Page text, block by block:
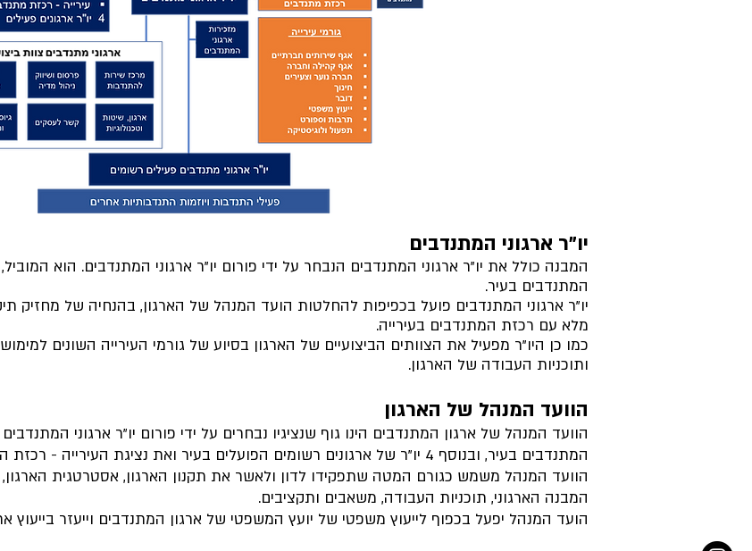
יו"ר ארגוני המתנדבים
המבנה כולל את יו"ר ארגוני המתנדבים הנבחר על ידי פורום יו"ר ארגוני המתנדבים. הוא
המתנדבים בעיר.
יו"ר ארגוני המתנדבים פועל בכפיפות להחלטות הועד המנהל של הארגון, בהנחיה של מחזיק
מלא עם רכזת המתנדבים בעירייה.
כמו כן היו"ר מפעיל את הצוותים הביצועיים של הארגון בסיוע של גורמי העירייה השונים
ותוכניות העבודה של הארגון.
הוועד המנהל של הארגון
הוועד המנהל של ארגון המתנדבים הינו גוף שנציגיו נבחרים על ידי פורום יו"ר ארגוני
המתנדבים בעיר, ובנוסף 4 יו"ר של ארגונים רשומים הפועלים בעיר ואת נציגת העירייה - רכזת המתנדבים.
הוועד המנהל משמש כגורם המטה שתפקידו לדון ולאשר את תקנון הארגון, אסטרטגית
המבנה הארגוני, תוכניות העבודה, משאבים ותקציבים.
הועד המנהל יפעל בכפוף לייעוץ משפטי של יועץ המשפטי של ארגון המתנדבים וייעזר בייעוץ